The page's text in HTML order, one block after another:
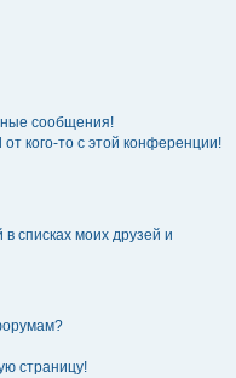
сообщения!
кого-то с этой конференции!
списках моих друзей и
страницу!